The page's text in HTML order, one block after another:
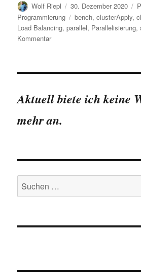
Autor
Wolf Riepl
Veröffentlicht
am
30. Dezember 2020
Programmierung
Schlagwörter
bench,clusterApply,
Load Balancing,parallel, Parallelisierung,
Kommentarzu
parallelisieren
Laufzeiten:
Aktuell biete ich keine
mehr an.
Suchen
nach: